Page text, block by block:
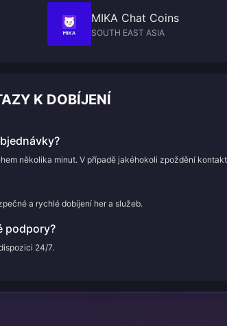
MIKA Chat Coins
SOUTH EAST ASIA
K DOBÍJENÍ
několika minut. V případě jakéhokoli zpoždění
a rychlé dobíjení her a služeb.
podpory?
24/7.